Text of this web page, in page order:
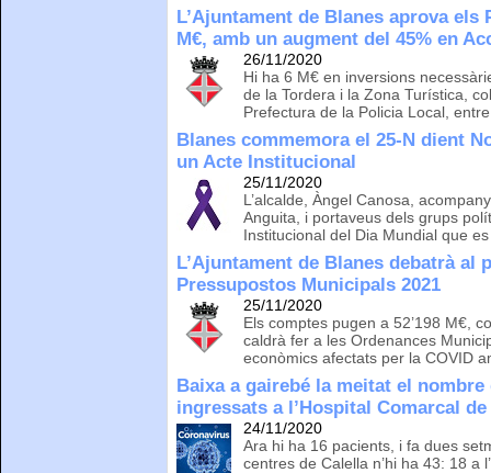
L’Ajuntament de Blanes aprova els
M€, amb un augment del 45% en
26/11/2020
Hi ha 6 M€ en inversions
de la Tordera i la Zona Turística,
Prefectura de la Policia Local, entre
Blanes commemora el 25-N dient
un Acte Institucional
25/11/2020
L’alcalde, Àngel Canosa,
Anguita, i portaveus dels grups
Institucional del Dia Mundial que
L’Ajuntament de Blanes debatrà al
Pressupostos Municipals 2021
25/11/2020
Els comptes pugen a 52’198 M€,
caldrà fer a les Ordenances
econòmics afectats per la COVID
Baixa a gairebé la meitat el nombre
ingressats a l’Hospital Comarcal
24/11/2020
Ara hi ha 16 pacients, i fa dues
centres de Calella n’hi ha 43: 18 a